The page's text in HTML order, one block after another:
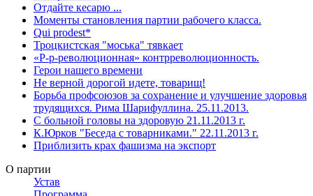
Отдайте кесарю ...
Моменты становления партии рабочего класса.
Qui prodest*
Троцкистская "моська" тявкает
«Р-р-революционная» контрреволюционность.
Герои нашего времени
Не верной дорогой идете, товарищ!
Борьба профсоюзов за сохранение и улучшение здоровья
трудящихся. Рима Шарифуллина. 25.11.2013.
С больной головы на здоровую 21.11.2013 г.
К.Юрков "Беседа с товарниками." 22.11.2013 г.
Приблизить крах фашизма на экспорт
О партии
Устав